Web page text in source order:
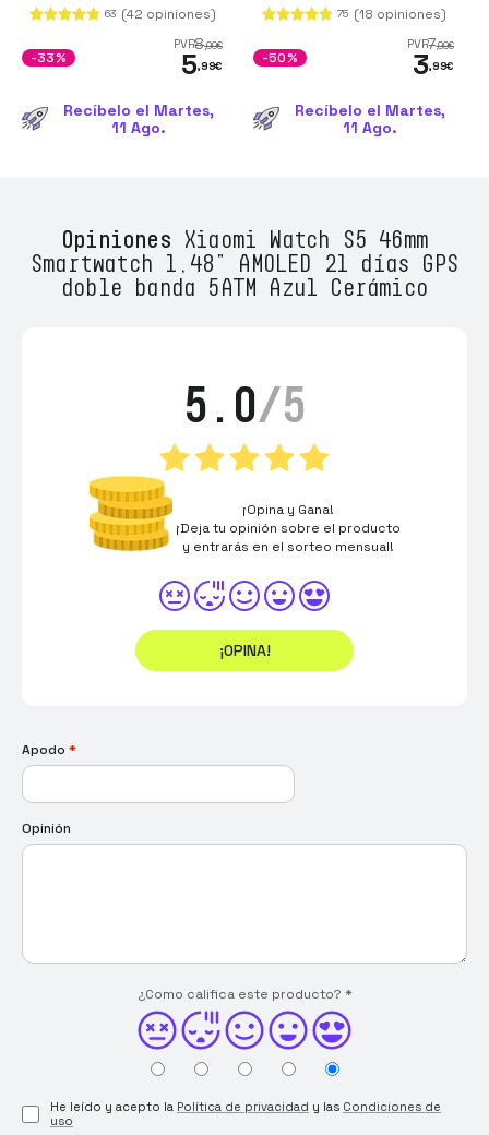
63 (42 opiniones)
PVR8,99€
5,99€
-33%
Recíbelo el Martes,
11 Ago.
75 (18 opiniones)
PVR7,99€
3,99€
-50%
Recíbelo el Martes,
11 Ago.
Opiniones Xiaomi Watch S5 46mm
Smartwatch 1,48" AMOLED 21 días GPS
doble banda 5ATM Azul Cerámico
5.0/5
¡Opina y Gana!
¡Deja tu opinión sobre el producto
y entrarás en el sorteo mensual!
¡OPINA!
Apodo *
Opinión
¿Como califica este producto? *
He leído y acepto la Política de privacidad y las Condiciones de
uso